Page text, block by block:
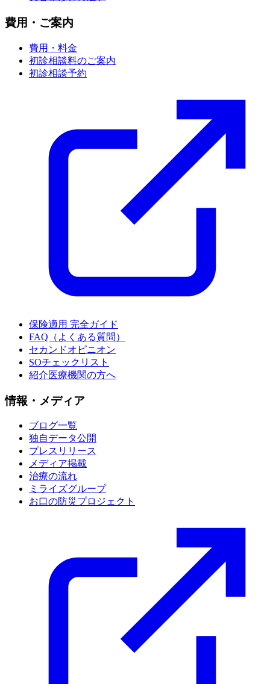
費用・ご案内
費用・料金
初診相談料のご案内
初診相談予約
保険適用 完全ガイド
FAQ（よくある質問）
セカンドオピニオン
SOチェックリスト
紹介医療機関の方へ
情報・メディア
ブログ一覧
独自データ公開
プレスリリース
メディア掲載
治療の流れ
ミライズグループ
お口の防災プロジェクト